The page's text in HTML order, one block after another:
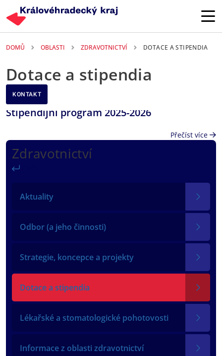
DOMŮ OBLASTI ZDRAVOTNICTVÍ DOTACE A STIPENDIA
Dotace a stipendia
KONTAKT
Zdravotnictví
Aktuality
Odbor (a jeho činnosti)
Strategie, koncepce a projekty
Dotace a stipendia
Lékařské a stomatologické pohotovosti
Informace z oblasti zdravotnictví
Stipendijní program 2025-2026
Přečíst více